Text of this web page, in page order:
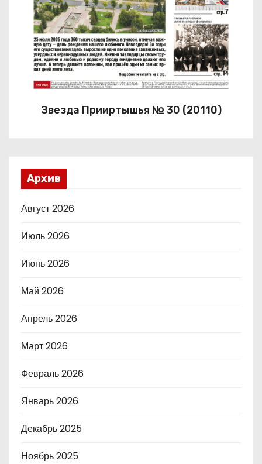
Звезда Прииртышья № 30 (20110)
Архив
Август 2026
Июль 2026
Июнь 2026
Май 2026
Апрель 2026
Март 2026
Февраль 2026
Январь 2026
Декабрь 2025
Ноябрь 2025